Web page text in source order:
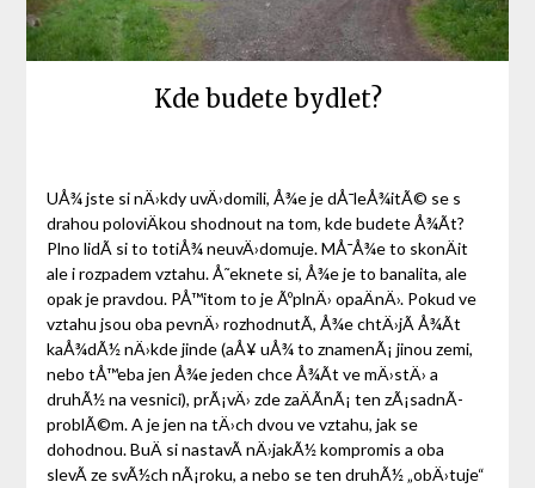
Kde budete bydlet?
UÅ¾ jste si nÄ›kdy uvÄ›domili, Å¾e je dÅ¯leÅ¾itÃ© se s
drahou poloviÄkou shodnout na tom, kde budete Å¾Ã­t?
Plno lidÃ­ si to totiÅ¾ neuvÄ›domuje. MÅ¯Å¾e to skonÄit
ale i rozpadem vztahu. Å˜eknete si, Å¾e je to banalita, ale
opak je pravdou. PÅ™itom to je ÃºplnÄ› opaÄnÄ›. Pokud ve
vztahu jsou oba pevnÄ› rozhodnutÃ­, Å¾e chtÄ›jÃ­ Å¾Ã­t
kaÅ¾dÃ½ nÄ›kde jinde (aÅ¥ uÅ¾ to znamenÃ¡ jinou zemi,
nebo tÅ™eba jen Å¾e jeden chce Å¾Ã­t ve mÄ›stÄ› a
druhÃ½ na vesnici), prÃ¡vÄ› zde zaÄÃ­nÃ¡ ten zÃ¡sadnÃ­
problÃ©m. A je jen na tÄ›ch dvou ve vztahu, jak se
dohodnou. BuÄ si nastavÃ­ nÄ›jakÃ½ kompromis a oba
slevÃ­ ze svÃ½ch nÃ¡roku, a nebo se ten druhÃ½ „obÄ›tuje“